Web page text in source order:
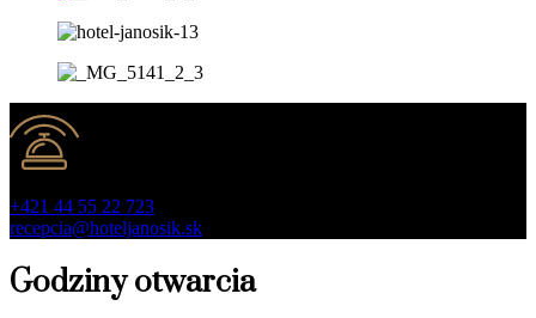
+421 44 55 22 723
recepcia@hoteljanosik.sk
Godziny otwarcia